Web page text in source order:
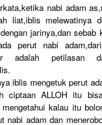
,keti­ka nabi adam
liat,iblis melewatinya
jarinya,dan sebab
perut nabi
adalah petilasan
iblis mengetuk perut
ciptaan ALLOH itu
kalau itu
nabi adam dan